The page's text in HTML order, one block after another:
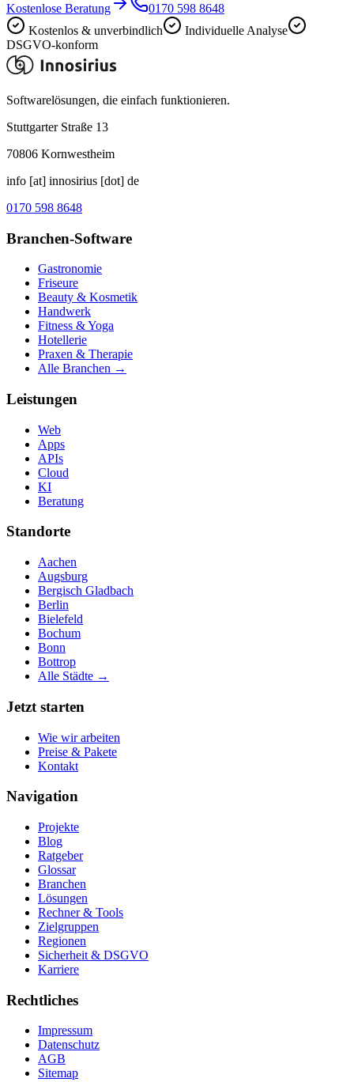
Kostenlose Beratung
0170 598 8648
Kostenlos & unverbindlich
Individuelle Analyse
DSGVO-konform
Softwarelösungen, die einfach funktionieren.
Stuttgarter Straße 13
70806 Kornwestheim
info [at] innosirius [dot] de
0170 598 8648
Branchen-Software
Gastronomie
Friseure
Beauty & Kosmetik
Handwerk
Fitness & Yoga
Hotellerie
Praxen & Therapie
Alle Branchen →
Leistungen
Web
Apps
APIs
Cloud
KI
Beratung
Standorte
Aachen
Augsburg
Bergisch Gladbach
Berlin
Bielefeld
Bochum
Bonn
Bottrop
Alle Städte →
Jetzt starten
Wie wir arbeiten
Preise & Pakete
Kontakt
Navigation
Projekte
Blog
Ratgeber
Glossar
Branchen
Lösungen
Rechner & Tools
Zielgruppen
Regionen
Sicherheit & DSGVO
Karriere
Rechtliches
Impressum
Datenschutz
AGB
Sitemap